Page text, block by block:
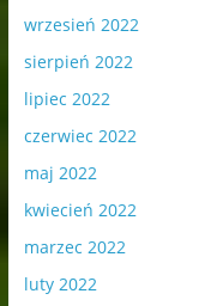
wrzesień 2022
sierpień 2022
lipiec 2022
czerwiec 2022
maj 2022
kwiecień 2022
marzec 2022
luty 2022